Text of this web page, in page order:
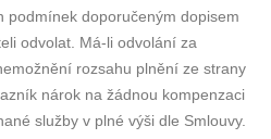
podmínek doporučeným dopisem
odvolat. Má-li odvolání za
rozsahu plnění ze strany
nárok na žádnou kompenzaci
služby v plné výši dle Smlouvy.